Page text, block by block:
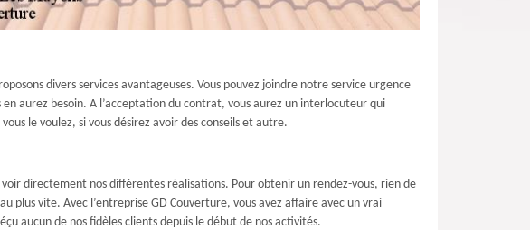
divers services avantageuses. Vous pouvez joindre notre service urgence
aurez besoin. A l’acceptation du contrat, vous aurez un interlocuteur qui
le voulez, si vous désirez avoir des conseils et autre.
directement nos différentes réalisations. Pour obtenir un rendez-vous, rien de
plus vite. Avec l’entreprise GD Couverture, vous avez affaire avec un vrai
aucun de nos fidèles clients depuis le début de nos activités.